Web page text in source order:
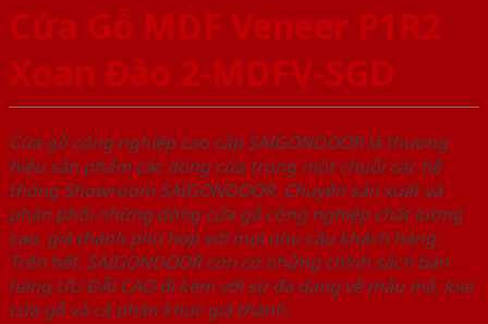
Cửa Gỗ MDF Veneer P1R2
Xoan Đào 2-MDFV-SGD
Cửa gỗ công nghiệp cao cấp SAIGONDOOR là thương
hiệu sản phẩm các dòng cửa trong một chuỗi các hệ
thống Showroom SAIGONDOOR. Chuyên sản xuất và
phân phối những dòng cửa gỗ công nghiệp chất lượng
cao, giá thành phù hợp với mọi nhu cầu khách hàng.
Trên hết, SAIGONDOOR còn có những chính sách bán
hàng ƯU ĐÃI CAO đi kèm với sự đa dạng về mẫu mã, loại
cửa gỗ và cả phân khúc giá thành.